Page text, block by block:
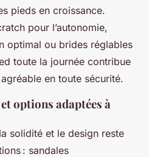
pieds en croissance.
pour l’autonomie,
optimal ou brides réglables
toute la journée contribue
en toute sécurité.
options adaptées à
solidité et le design reste
: sandales